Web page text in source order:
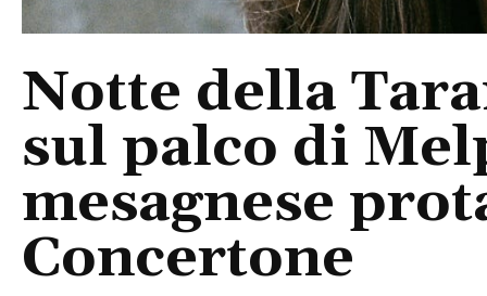
Notte della
sul palco di
mesagnese
Concertone